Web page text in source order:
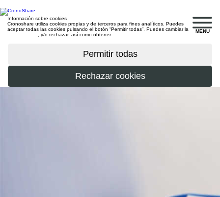
MENU
Información sobre cookies
Cronoshare utiliza cookies propias y de terceros para fines analíticos. Puedes
aceptar todas las cookies pulsando el botón “Permitir todas”. Puedes cambiar la
, y/o rechazar, así como obtener